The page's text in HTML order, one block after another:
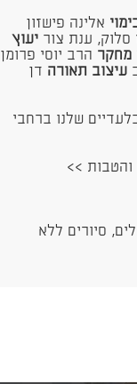
אלינה פישזון
סלוק, ענת צור יעוץ
מחקר הרב יוסי פרומן
עיצוב תאורה דן
שלנו ברחבי
והטבות >>
סיורים ללא